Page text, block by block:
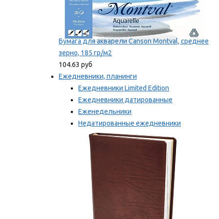
Бумага для акварели Canson Montval, среднее
зерно, 185 гр/м2
104.63 руб
Ежедневники, планинги
Ежедневники Limited Edition
Ежедневники датированные
Еженедельники
Недатированные ежедневники
Планинги
Мы рекомендуем